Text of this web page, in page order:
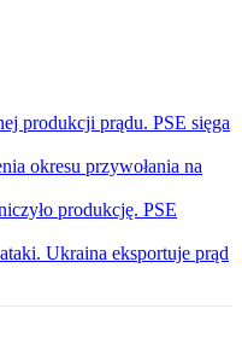
produkcji prądu. PSE sięga
okresu przywołania na
produkcję. PSE
Ukraina eksportuje prąd